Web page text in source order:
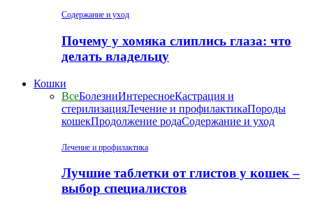
Содержание и уход
Почему у хомяка слиплись глаза: что
делать владельцу
Кошки
ВсеБолезниИнтересноеКастрация и
стерилизацияЛечение и профилактикаПороды
кошекПродолжение родаСодержание и уход
Лечение и профилактика
Лучшие таблетки от глистов у кошек –
выбор специалистов